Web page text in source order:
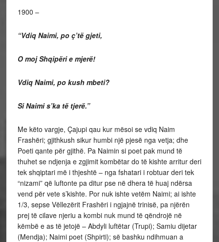
1900 –
“Vdiq Naimi, po ç’të gjeti,
O moj Shqipëri e mjerë!
Vdiq Naimi, po kush mbeti?
Si Naimi s’ka të tjerë.”
Me këto vargje, Çajupi qau kur mësoi se vdiq Naim
Frashëri; gjithkush sikur humbi një pjesë nga vetja; dhe
Poeti qante për gjithë. Pa Naimin si poet pak mund të
thuhet se ndjenja e zgjimit kombëtar do të kishte arritur deri
tek shqiptari më i thjeshtë – nga fshatari i robtuar deri tek
“nizami” që luftonte pa ditur pse në dhera të huaj ndërsa
vend për vete s’kishte. Por nuk ishte vetëm Naimi; ai ishte
1/3, sepse Vëllezërit Frashëri i ngjajnë trinisë, pa njërën
prej të cilave njeriu a kombi nuk mund të qëndrojë në
këmbë e as të jetojë – Abdyli luftëtar (Trupi); Samiu dijetar
(Mendja); Naimi poet (Shpirti); së bashku ndihmuan a